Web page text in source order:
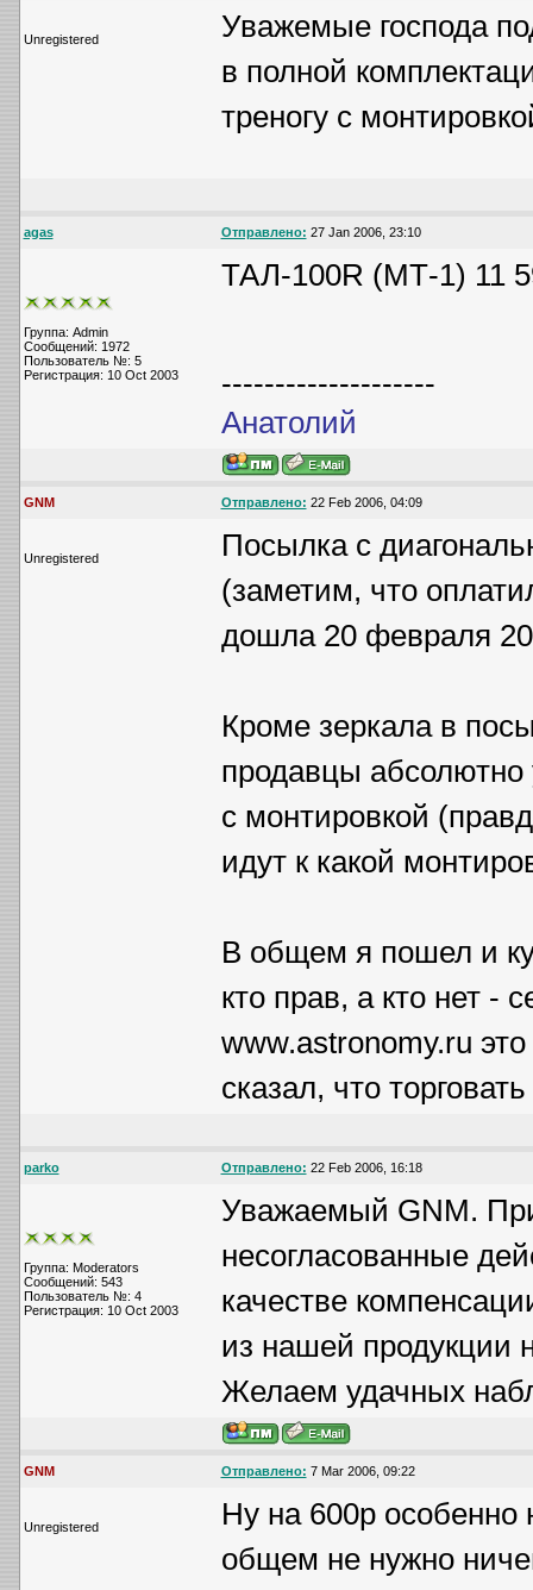
Unregistered
Уважемые господа
в полной
треногу с
agas Отправлено: 27 Jan 2006, 23:10
Группа: Admin
Сообщений: 1972
Пользователь №: 5
Регистрация: 10 Oct 2003
ТАЛ-100R (МТ-1) 11
--------------------
Анатолий
GNM Отправлено: 22 Feb 2006, 04:09
Unregistered
Посылка с
(заметим, что
дошла 20 февраля
Кроме зеркала в
продавцы абсолютно
с монтировкой
идут к какой
В общем я пошел и
кто прав, а кто нет -
www.astronomy.ru
сказал, что
parko Отправлено: 22 Feb 2006, 16:18
Группа: Moderators
Сообщений: 543
Пользователь №: 4
Регистрация: 10 Oct 2003
Уважаемый GNM.
несогласованные
качестве
из нашей продукции
Желаем удачных
GNM Отправлено: 7 Mar 2006, 09:22
Unregistered
Ну на 600р особенно
общем не нужно